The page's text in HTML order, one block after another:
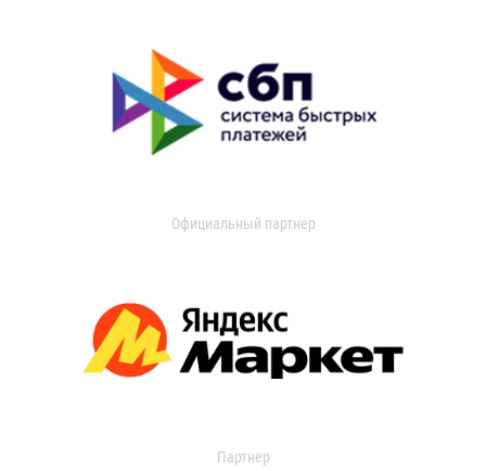
Официальный партнер
Партнер